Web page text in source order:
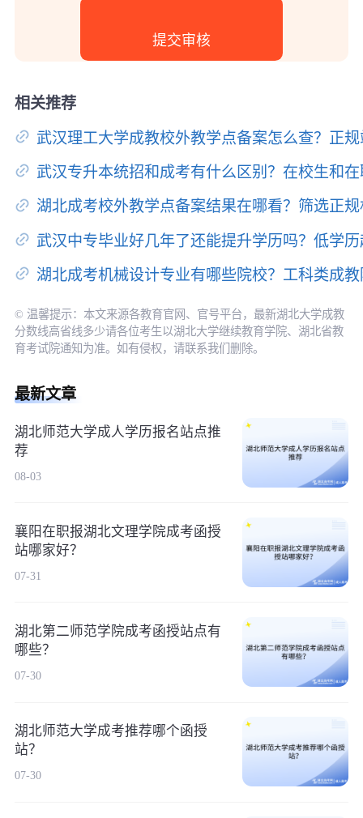
相关推荐
武汉理工大学成教校外教学点备案怎么查？正
武汉专升本统招和成考有什么区别？在校生和
湖北成考校外教学点备案结果在哪看？筛选正
武汉中专毕业好几年了还能提升学历吗？低学
湖北成考机械设计专业有哪些院校？工科类成
© 温馨提示：本文来源各教育官网、官号平台，最新湖北大学成教
分数线高省线多少请各位考生以湖北大学继续教育学院、湖北省教
育考试院通知为准。如有侵权，请联系我们删除。
最新文章
湖北师范大学成人学历报名站点推
荐
08-03
襄阳在职报湖北文理学院成考函授
站哪家好？
07-31
湖北第二师范学院成考函授站点有
哪些？
07-30
湖北师范大学成考推荐哪个函授
站？
07-30